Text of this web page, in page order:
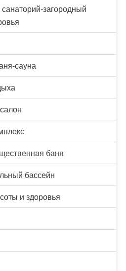
загородный
сауна
баня
бассейн
и здоровья